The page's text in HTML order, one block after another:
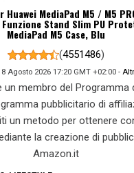
Huawei MediaPad M5 / M5
Stand Slim PU
MediaPad M5 Case, Blu
(4551486)
Agosto 2026 17:20 GMT +02:00 -
un membro del Programma
pubblicitario di
un metodo per ottenere
la creazione di
Amazon.it